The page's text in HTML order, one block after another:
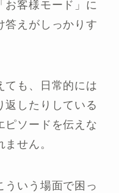
お客様モード」に
答えがしっかりす
ても、日常的には
返したりしている
ピソードを伝えな
せん。
ういう場面で困っ